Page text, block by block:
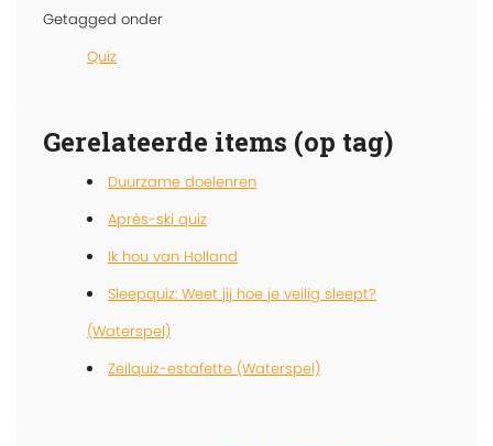
Getagged onder
Quiz
Gerelateerde items (op tag)
Duurzame doelenren
Après-ski quiz
Ik hou van Holland
Sleepquiz: Weet jij hoe je veilig sleept?
(Waterspel)
Zeilquiz-estafette (Waterspel)